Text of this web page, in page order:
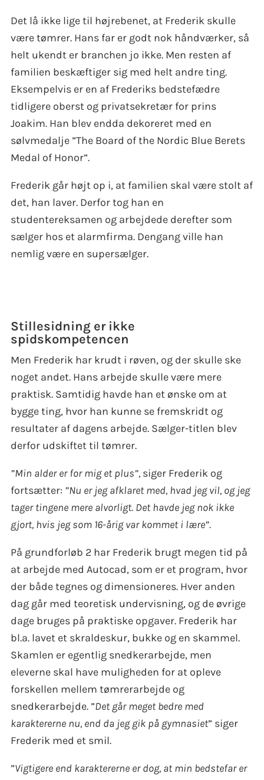
Det lå ikke lige til højrebenet, at Frederik skulle
være tømrer. Hans far er godt nok håndværker, så
helt ukendt er branchen jo ikke. Men resten af
familien beskæftiger sig med helt andre ting.
Eksempelvis er en af Frederiks bedstefædre
tidligere oberst og privatsekretær for prins
Joakim. Han blev endda dekoreret med en
sølvmedalje ”The Board of the Nordic Blue Berets
Medal of Honor”.
Frederik går højt op i, at familien skal være stolt af
det, han laver. Derfor tog han en
studentereksamen og arbejdede derefter som
sælger hos et alarmfirma. Dengang ville han
nemlig være en supersælger.
Stillesidning er ikke
spidskompetencen
Men Frederik har krudt i røven, og der skulle ske
noget andet. Hans arbejde skulle være mere
praktisk. Samtidig havde han et ønske om at
bygge ting, hvor han kunne se fremskridt og
resultater af dagens arbejde. Sælger-titlen blev
derfor udskiftet til tømrer.
”Min alder er for mig et plus”,siger Frederik og
fortsætter: ”Nu er jeg afklaret med, hvad jeg vil, og jeg
tager tingene mere alvorligt. Det havde jeg nok ikke
gjort, hvis jeg som 16-årig var kommet i lære”.
På grundforløb 2 har Frederik brugt megen tid på
at arbejde med Autocad, som er et program, hvor
der både tegnes og dimensioneres. Hver anden
dag går med teoretisk undervisning, og de øvrige
dage bruges på praktiske opgaver. Frederik har
bl.a. lavet et skraldeskur, bukke og en skammel.
Skamlen er egentlig snedkerarbejde, men
eleverne skal have muligheden for at opleve
forskellen mellem tømrerarbejde og
snedkerarbejde. ”Det går meget bedre med
karaktererne nu, end da jeg gik på gymnasiet” siger
Frederik med et smil.
”Vigtigere end karaktererne er dog, at min bedstefar er